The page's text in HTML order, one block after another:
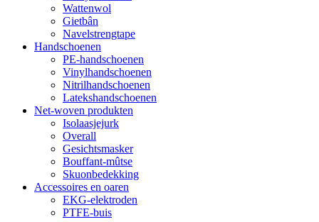
Wattenwol
Gietbân
Navelstrengtape
Handschoenen
PE-handschoenen
Vinylhandschoenen
Nitrilhandschoenen
Latekshandschoenen
Net-woven produkten
Isolaasjejurk
Overall
Gesichtsmasker
Bouffant-mûtse
Skuonbedekking
Accessoires en oaren
EKG-elektroden
PTFE-buis